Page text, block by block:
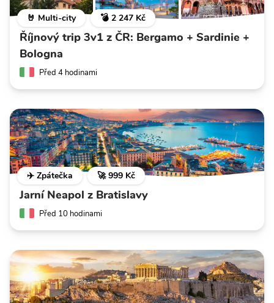
🤘 Multi-city 💣 2 247 Kč
Říjnový trip 3v1 z ČR: Bergamo + Sardinie +
Bologna
Před 4 hodinami
✈️ Zpátečka 🚀 999 Kč
Jarní Neapol z Bratislavy
Před 10 hodinami